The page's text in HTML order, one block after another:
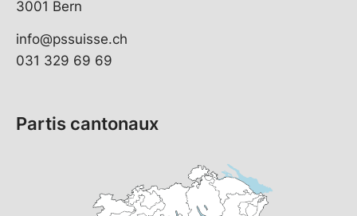
3001 Bern
info@pssuisse.ch
031 329 69 69
Partis cantonaux